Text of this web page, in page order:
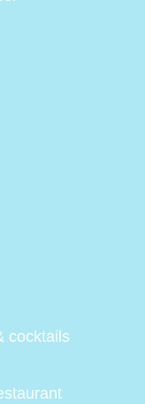
cocktails